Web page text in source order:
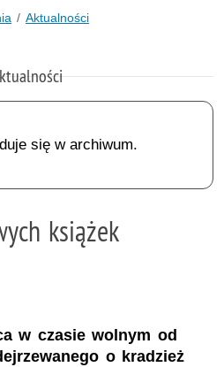
Aktualności
się w archiwum.
książek
w czasie wolnym od
o kradzież